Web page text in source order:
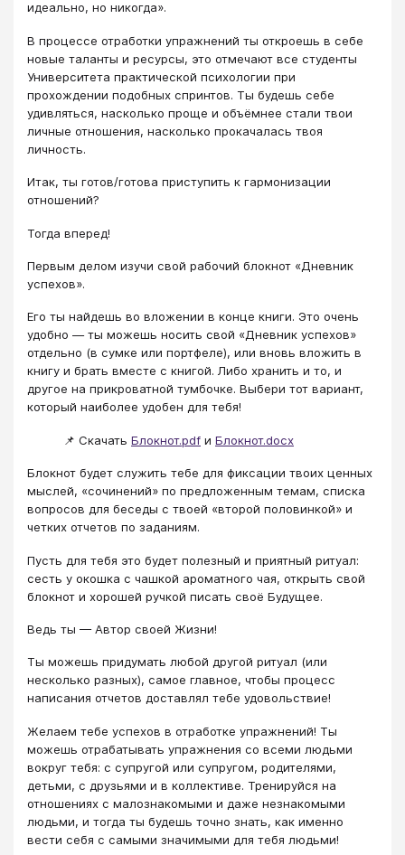
идеально, но никогда».
В процессе отработки упражнений ты откроешь в себе
новые таланты и ресурсы, это отмечают все студенты
Университета практической психологии при
прохождении подобных спринтов. Ты будешь себе
удивляться, насколько проще и объёмнее стали твои
личные отношения, насколько прокачалась твоя
личность.
Итак, ты готов/готова приступить к гармонизации
отношений?
Тогда вперед!
Первым делом изучи свой рабочий блокнот «Дневник
успехов».
Его ты найдешь во вложении в конце книги. Это очень
удобно — ты можешь носить свой «Дневник успехов»
отдельно (в сумке или портфеле), или вновь вложить в
книгу и брать вместе с книгой. Либо хранить и то, и
другое на прикроватной тумбочке. Выбери тот вариант,
который наиболее удобен для тебя!
📌 Скачать Блокнот.pdf и Блокнот.docx
Блокнот будет служить тебе для фиксации твоих ценных
мыслей, «сочинений» по предложенным темам, списка
вопросов для беседы с твоей «второй половинкой» и
четких отчетов по заданиям.
Пусть для тебя это будет полезный и приятный ритуал:
сесть у окошка с чашкой ароматного чая, открыть свой
блокнот и хорошей ручкой писать своё Будущее.
Ведь ты — Автор своей Жизни!
Ты можешь придумать любой другой ритуал (или
несколько разных), самое главное, чтобы процесс
написания отчетов доставлял тебе удовольствие!
Желаем тебе успехов в отработке упражнений! Ты
можешь отрабатывать упражнения со всеми людьми
вокруг тебя: с супругой или супругом, родителями,
детьми, с друзьями и в коллективе. Тренируйся на
отношениях с малознакомыми и даже незнакомыми
людьми, и тогда ты будешь точно знать, как именно
вести себя с самыми значимыми для тебя людьми!